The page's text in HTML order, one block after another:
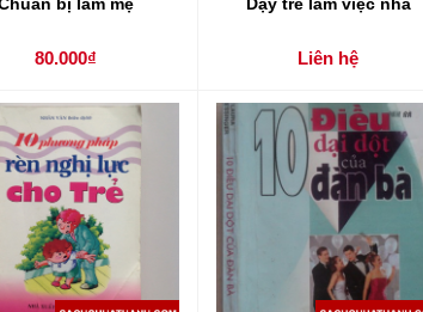
80.000₫ Liên hệ